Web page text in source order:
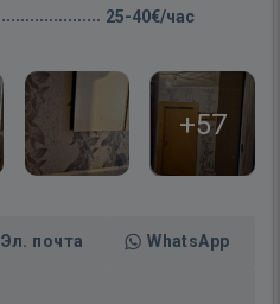
25-40€/час
+57
Эл. почта WhatsApp